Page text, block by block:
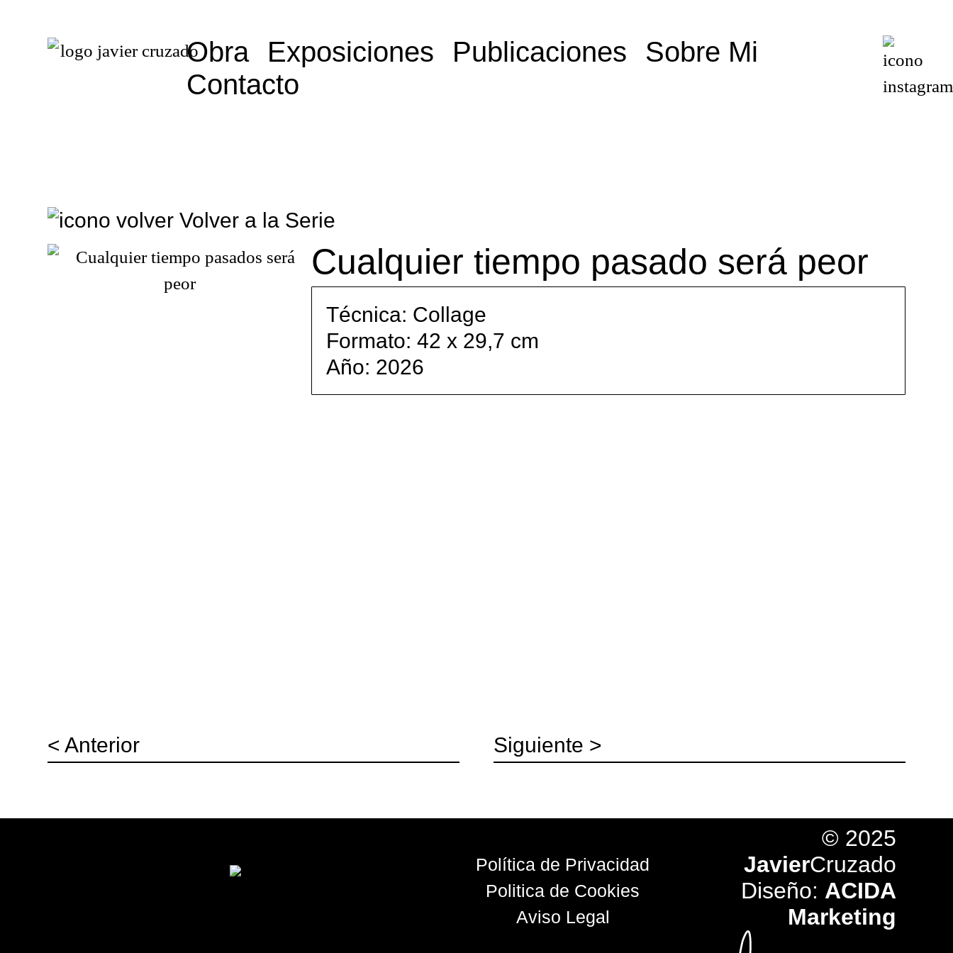
Obra Exposiciones Publicaciones
Sobre Mi
Contacto
Volver a la Serie
Cualquier tiempo pasado será peor
Técnica: Collage
Formato: 42 x 29,7 cm
Año: 2026
< Anterior Siguiente >
Política de Privacidad
Politica de Cookies
Aviso Legal
© 2025
JavierCruzado
Diseño: ACIDA
Marketing